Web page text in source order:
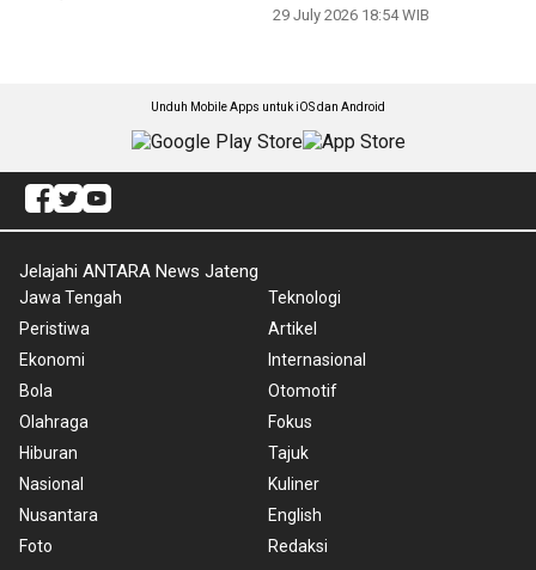
panen
29 July 2026 18:54 WIB
Unduh Mobile Apps untuk iOS dan Android
Jelajahi ANTARA News Jateng
Jawa Tengah
Peristiwa
Ekonomi
Bola
Olahraga
Hiburan
Nasional
Nusantara
Foto
Teknologi
Artikel
Internasional
Otomotif
Fokus
Tajuk
Kuliner
English
Redaksi